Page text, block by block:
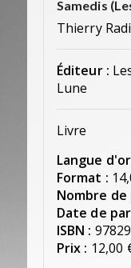
Samedis
Thierry
Éditeur :
Lune
Livre
Langue
Format :
Nombre de
Date de
ISBN :
Prix : 12,00